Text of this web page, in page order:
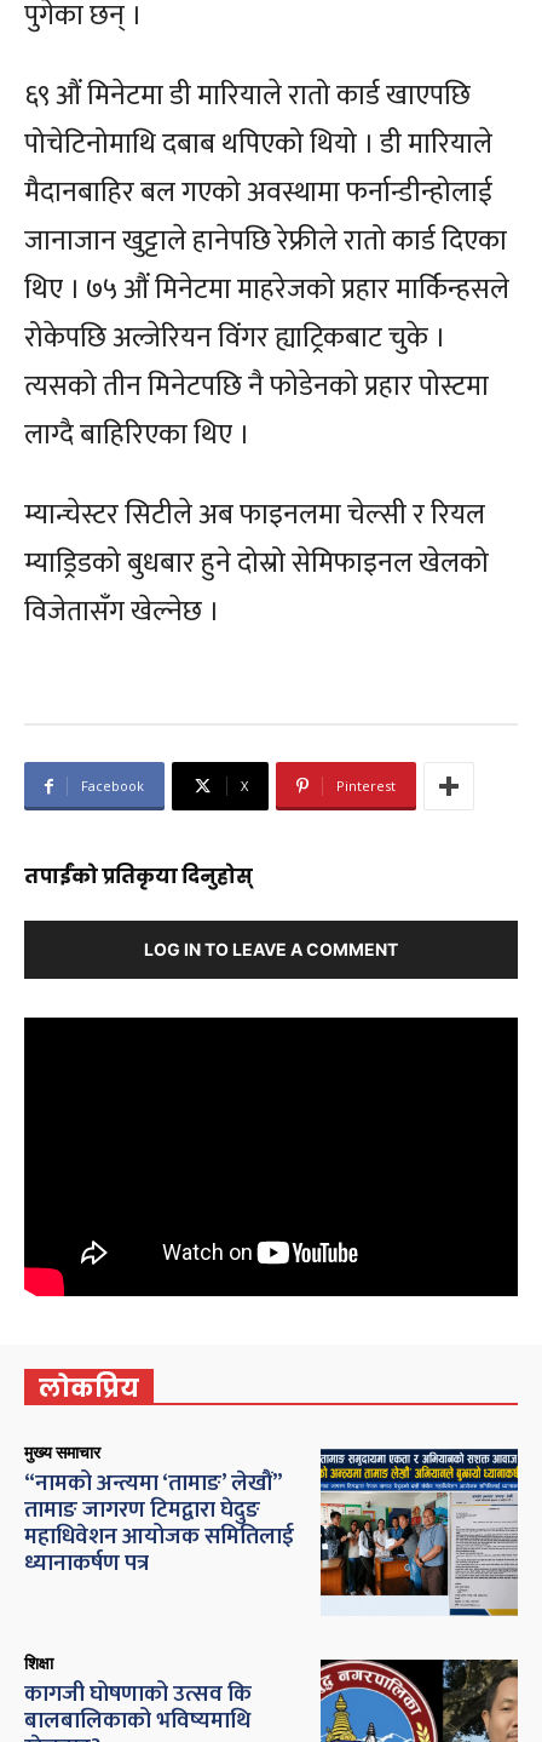
पुगेका छन् ।
६९ औं मिनेटमा डी मारियाले रातो कार्ड खाएपछि
पोचेटिनोमाथि दबाब थपिएको थियो । डी मारियाले
मैदानबाहिर बल गएको अवस्थामा फर्नान्डीन्होलाई
जानाजान खुट्टाले हानेपछि रेफ्रीले रातो कार्ड दिएका
थिए । ७५ औं मिनेटमा माहरेजको प्रहार मार्किन्हसले
रोकेपछि अल्जेरियन विंगर ह्याट्रिकबाट चुके ।
त्यसको तीन मिनेटपछि नै फोडेनको प्रहार पोस्टमा
लाग्दै बाहिरिएका थिए ।
म्यान्चेस्टर सिटीले अब फाइनलमा चेल्सी र रियल
म्याड्रिडको बुधबार हुने दोस्रो सेमिफाइनल खेलको
विजेतासँग खेल्नेछ ।
Facebook X Pinterest
तपाईंको प्रतिकृया दिनुहोस्
LOG IN TO LEAVE A COMMENT
लोकप्रिय
मुख्य समाचार
“नामको अन्त्यमा ‘तामाङ’ लेखौं”
तामाङ जागरण टिमद्वारा घेदुङ
महाधिवेशन आयोजक समितिलाई
ध्यानाकर्षण पत्र
शिक्षा
कागजी घोषणाको उत्सव कि
बालबालिकाको भविष्यमाथि